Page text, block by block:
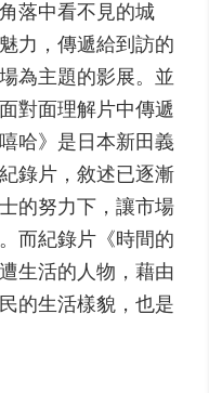
落中看不見的城
力，傳遞給到訪的
為主題的影展。並
對面理解片中傳遞
哈》是日本新田義
錄片，敘述已逐漸
的努力下，讓市場
而紀錄片《時間的
生活的人物，藉由
的生活樣貌，也是